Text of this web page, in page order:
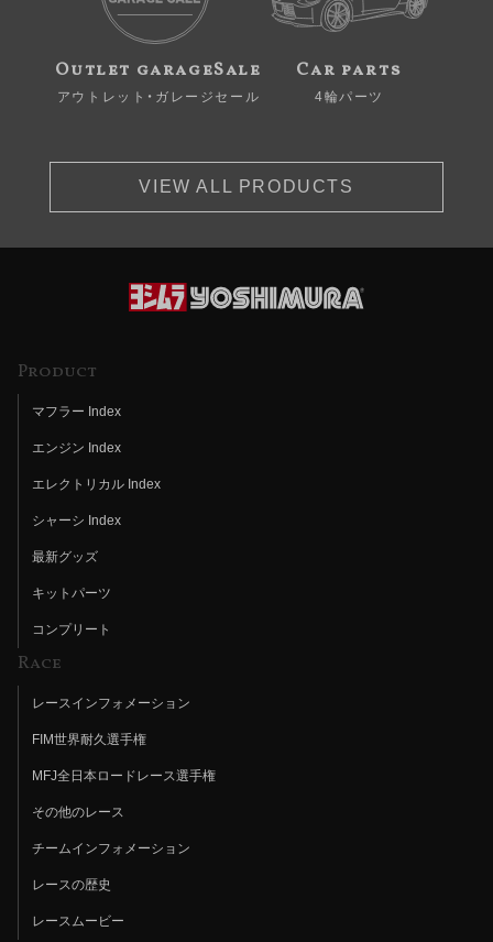
Outlet garageSale
アウトレット・ガレージセール
Car parts
4輪パーツ
VIEW ALL PRODUCTS
Product
マフラー Index
エンジン Index
エレクトリカル Index
シャーシ Index
最新グッズ
キットパーツ
コンプリート
Race
レースインフォメーション
FIM世界耐久選手権
MFJ全日本ロードレース選手権
その他のレース
チームインフォメーション
レースの歴史
レースムービー